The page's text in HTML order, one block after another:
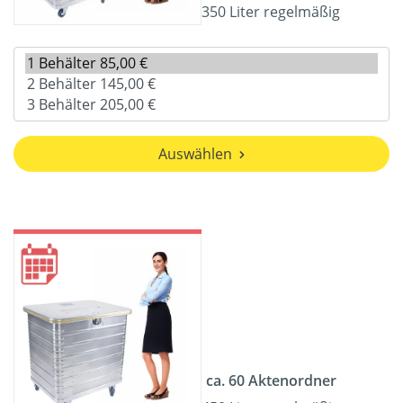
350 Liter regelmäßig
Auswählen
ca. 60 Aktenordner